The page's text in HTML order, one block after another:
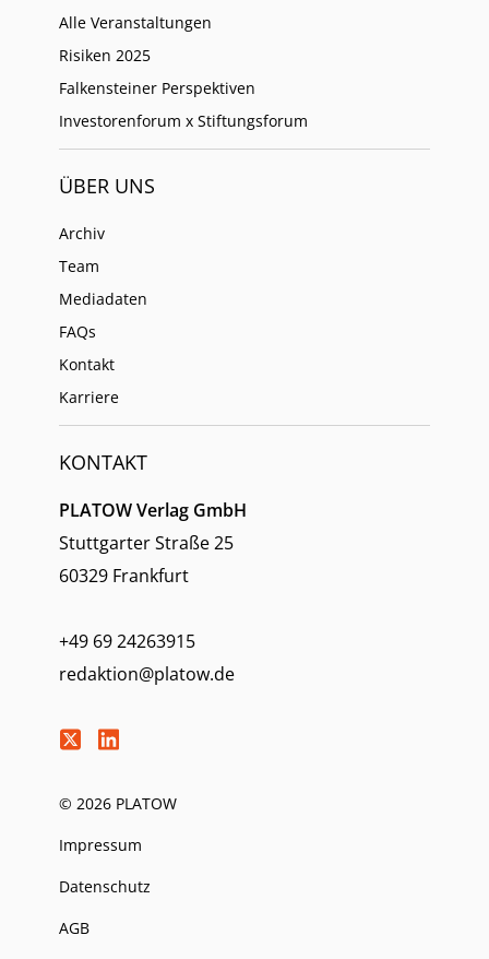
Alle Veranstaltungen
Risiken 2025
Falkensteiner Perspektiven
Investorenforum x Stiftungsforum
ÜBER UNS
Archiv
Team
Mediadaten
FAQs
Kontakt
Karriere
KONTAKT
PLATOW Verlag GmbH
Stuttgarter Straße 25
60329 Frankfurt
+49 69 24263915
redaktion@platow.de
© 2026 PLATOW
Impressum
Datenschutz
AGB